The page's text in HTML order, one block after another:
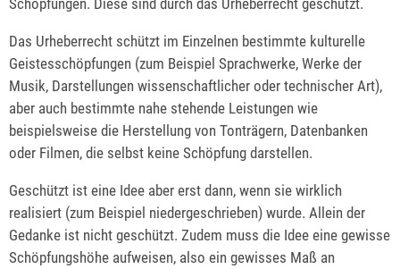
Schöpfungen. Diese sind durch das Urheberrecht geschützt.
Das Urheberrecht schützt im Einzelnen bestimmte kulturelle
Geistesschöpfungen (zum Beispiel Sprachwerke, Werke der
Musik, Darstellungen wissenschaftlicher oder technischer Art),
aber auch bestimmte nahe stehende Leistungen wie
beispielsweise die Herstellung von Tonträgern, Datenbanken
oder Filmen, die selbst keine Schöpfung darstellen.
Geschützt ist eine Idee aber erst dann, wenn sie wirklich
realisiert (zum Beispiel niedergeschrieben) wurde. Allein der
Gedanke ist nicht geschützt. Zudem muss die Idee eine gewisse
Schöpfungshöhe aufweisen, also ein gewisses Maß an